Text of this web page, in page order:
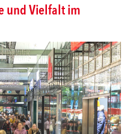
und Vielfalt im